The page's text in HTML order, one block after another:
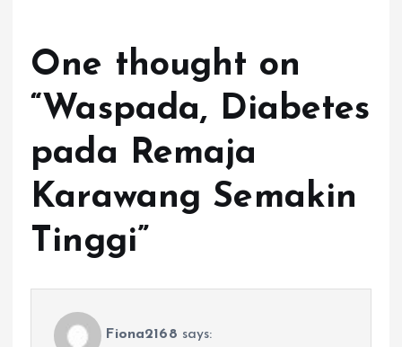
One thought on
“Waspada, Diabetes
pada Remaja
Karawang Semakin
Tinggi”
Fiona2168 says: